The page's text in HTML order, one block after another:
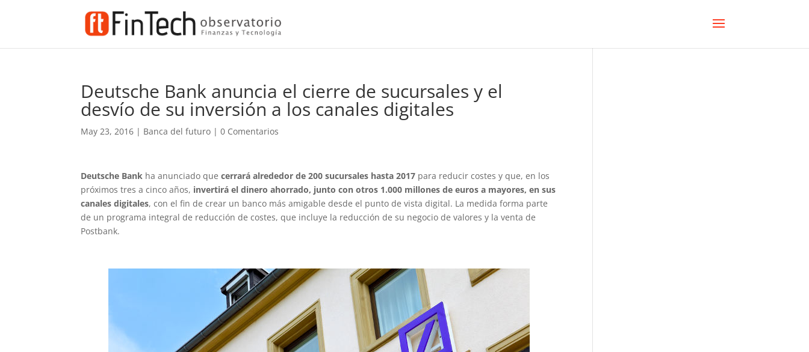
Deutsche Bank anuncia el cierre de sucursales y el
desvío de su inversión a los canales digitales
May 23, 2016 | Banca del futuro |0 Comentarios
Deutsche Bank ha anunciado quecerrará alrededor de 200 sucursales hasta 2017 para reducir costes y que, en los
próximos tres a cinco años, invertirá el dinero ahorrado, junto con otros 1.000 millones de euros a mayores, en sus
canales digitales, con el fin de crear un banco más amigable desde el punto de vista digital. La medida forma parte
de un programa integral de reducción de costes, que incluye la reducción de su negocio de valores y la venta de
Postbank.